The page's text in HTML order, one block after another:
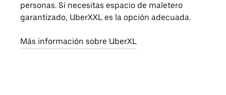
personas. Si necesitas espacio de maletero
garantizado, UberXXL es la opción adecuada.
Más información sobre UberXL